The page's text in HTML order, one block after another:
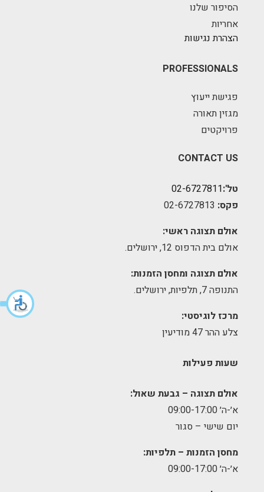
הסיפור שלנו
אחריות
הצהרת נגישות
PROFESSIONALS
פגישת ייעוץ
מגזין תאורה
פרויקטים
CONTACT US
טל':02-6727811
פקס:
אולם תצוגה ראשי:
אולם בית הדפוס 12, ירושלים.
אולם תצוגה ומחסן הזמנות:
התנופה 7, תלפיות, ירושלים.
מרכז לוגיסטי:
צלע ההר 47 מודיעין
שעות פעילות
אולם תצוגה – גבעת שאול:
א׳-ה׳ 09:00-17:00
יום שישי – סגור
מחסן הזמנות – תלפיות:
א׳-ה׳ 09:00-17:00